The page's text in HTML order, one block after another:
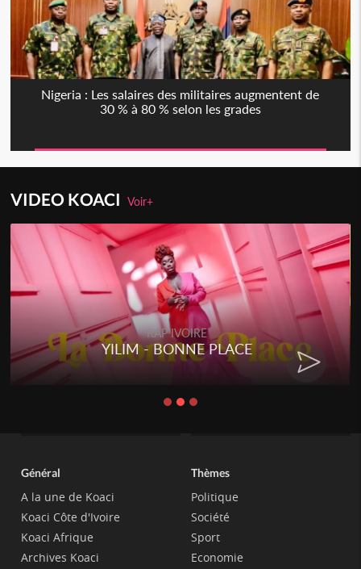
Nigeria : Les salaires des militaires augmentent de
30 % à 80 % selon les grades
VIDEO KOACIVoir+
RAP IVOIRE
YILIM - BONNE PLACE
Général
A la une de Koaci
Koaci Côte d'Ivoire
Koaci Afrique
Archives Koaci
Thèmes
Politique
Société
Sport
Economie